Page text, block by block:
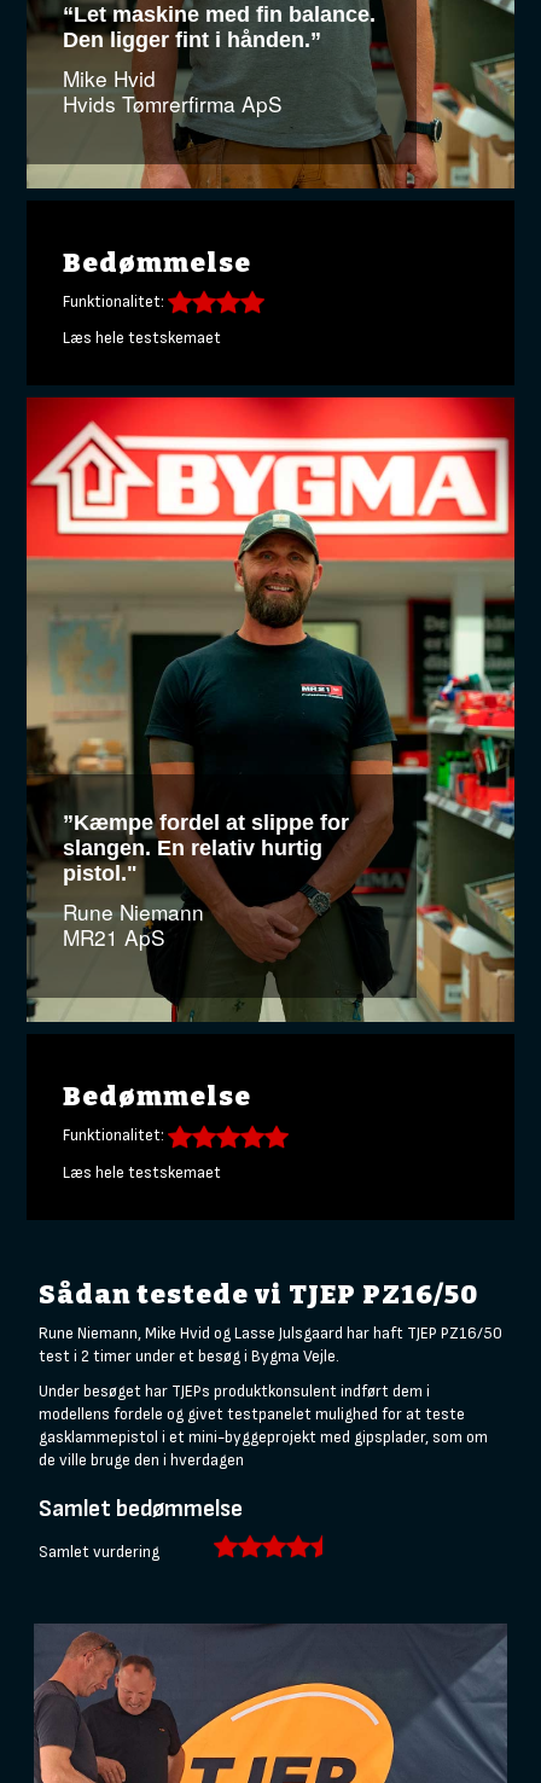
“Let maskine med fin balance.
Den ligger fint i hånden.”
Mike Hvid
Hvids Tømrerfirma ApS
Bedømmelse
Funktionalitet:
Læs hele testskemaet
”Kæmpe fordel at slippe for
slangen. En relativ hurtig
pistol."
Rune Niemann
MR21 ApS
Bedømmelse
Funktionalitet:
Læs hele testskemaet
Sådan testede vi TJEP PZ16/50
Rune Niemann, Mike Hvid og Lasse Julsgaard har haft TJEP PZ16/50
test i 2 timer under et besøg i Bygma Vejle.
Under besøget har TJEPs produktkonsulent indført dem i
modellens fordele og givet testpanelet mulighed for at teste
gasklammepistol i et mini-byggeprojekt med gipsplader, som om
de ville bruge den i hverdagen
Samlet bedømmelse
Samlet vurdering